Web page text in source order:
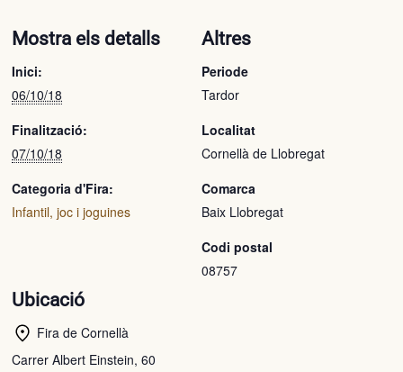
Mostra els detalls
Inici:
06/10/18
Finalització:
07/10/18
Categoria d'Fira:
Infantil, joc i joguines
Ubicació
Fira de Cornellà
Carrer Albert Einstein, 60
Altres
Periode
Tardor
Localitat
Cornellà de Llobregat
Comarca
Baix Llobregat
Codi postal
08757